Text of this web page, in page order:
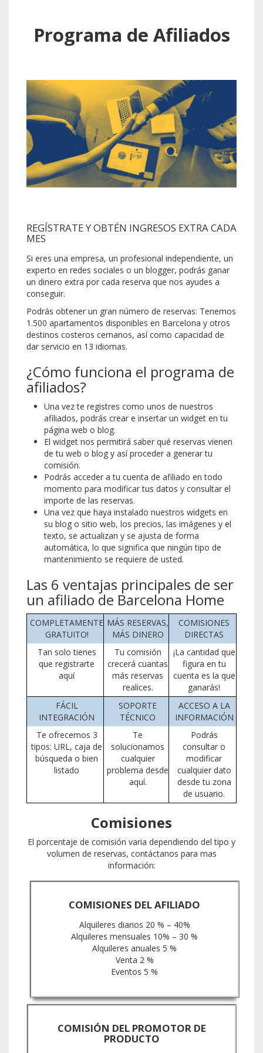
Programa de Afiliados
REGÍSTRATE Y OBTÉN INGRESOS EXTRA CADA
MES
Si eres una empresa, un profesional independiente, un
experto en redes sociales o un blogger, podrás ganar
un dinero extra por cada reserva que nos ayudes a
conseguir.
Podrás obtener un gran número de reservas: Tenemos
1.500 apartamentos disponibles en Barcelona y otros
destinos costeros cernanos, así como capacidad de
dar servicio en 13 idiomas.
¿Cómo funciona el programa de
afiliados?
Una vez te registres como unos de nuestros
afiliados, podrás crear e insertar un widget en tu
página web o blog.
El widget nos permitirá saber qué reservas vienen
de tu web o blog y así proceder a generar tu
comisión.
Podrás acceder a tu cuenta de afiliado en todo
momento para modificar tus datos y consultar el
importe de las reservas.
Una vez que haya instalado nuestros widgets en
su blog o sitio web, los precios, las imágenes y el
texto, se actualizan y se ajusta de forma
automática, lo que significa que ningún tipo de
mantenimiento se requiere de usted.
Las 6 ventajas principales de ser
un afiliado de Barcelona Home
COMPLETAMENTE
GRATUITO!
MÁS RESERVAS,
MÁS DINERO
COMISIONES
DIRECTAS
Tan solo tienes
que registrarte
aquí
Tu comisión
crecerá cuantas
más reservas
realices.
¡La cantidad que
figura en tu
cuenta es la que
ganarás!
FÁCIL
INTEGRACIÓN
SOPORTE
TÉCNICO
ACCESO A LA
INFORMACIÓN
Te ofrecemos 3
tipos: URL, caja de
búsqueda o bien
listado
Te
solucionamos
cualquier
problema desde
aquí.
Podrás
consultar o
modificar
cualquier dato
desde tu zona
de usuario.
Comisiones
El porcentaje de comisión varia dependiendo del tipo y
volumen de reservas, contáctanos para mas
información:
COMISIONES DEL AFILIADO
Alquileres diarios 20 % – 40%
Alquileres mensuales 10% – 30 %
Alquileres anuales 5 %
Venta 2 %
Eventos 5 %
COMISIÓN DEL PROMOTOR DE
PRODUCTO